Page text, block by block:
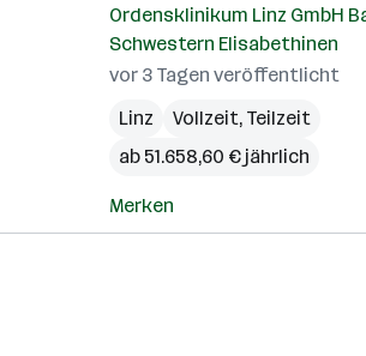
Ordensklinikum Linz GmbH
Schwestern Elisabethinen
vor 3 Tagen veröffentlicht
Linz
Vollzeit, Teilzeit
ab 51.658,60 € jährlich
Merken